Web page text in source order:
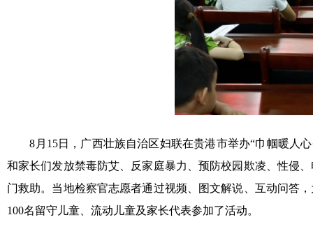
8月15日，广西壮族自治区妇联在贵港市举办“巾帼暖人心
和家长们发放禁毒防艾、反家庭暴力、预防校园欺凌、性侵
门救助。当地检察官志愿者通过视频、图文解说、互动问答
100名留守儿童、流动儿童及家长代表参加了活动。